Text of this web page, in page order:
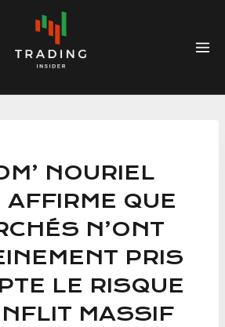
NOURIEL
AFFIRME QUE
N’ONT
PRIS
LE RISQUE
MASSIF